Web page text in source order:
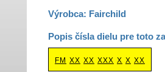
Výrobca: Fairchild
Popis čísla dielu pre toto
FM XX XX XXX X X XX